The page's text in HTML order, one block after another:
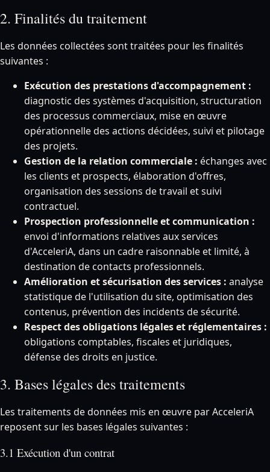
2. Finalités du traitement
Les données collectées sont traitées pour les finalités
suivantes :
Exécution des prestations d'accompagnement :
diagnostic des systèmes d'acquisition, structuration
des processus commerciaux, mise en œuvre
opérationnelle des actions décidées, suivi et pilotage
des projets.
Gestion de la relation commerciale : échanges avec
les clients et prospects, élaboration d'offres,
organisation des sessions de travail et suivi
contractuel.
Prospection professionnelle et communication :
envoi d'informations relatives aux services
d'AcceleriA, dans un cadre raisonnable et limité, à
destination de contacts professionnels.
Amélioration et sécurisation des services : analyse
statistique de l'utilisation du site, optimisation des
contenus, prévention des incidents de sécurité.
Respect des obligations légales et réglementaires :
obligations comptables, fiscales et juridiques,
défense des droits en justice.
3. Bases légales des traitements
Les traitements de données mis en œuvre par AcceleriA
reposent sur les bases légales suivantes :
3.1 Exécution d'un contrat